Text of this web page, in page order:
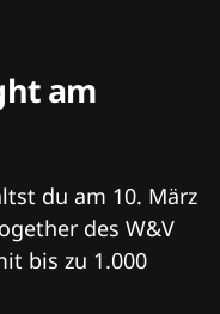
am
du am 10. März
des W&V
bis zu 1.000